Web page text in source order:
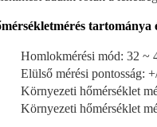
tartománya
Homlokmérési mód: 32 ~
Elülső mérési pontosság:
Környezeti hőmérséklet
Környezeti hőmérséklet